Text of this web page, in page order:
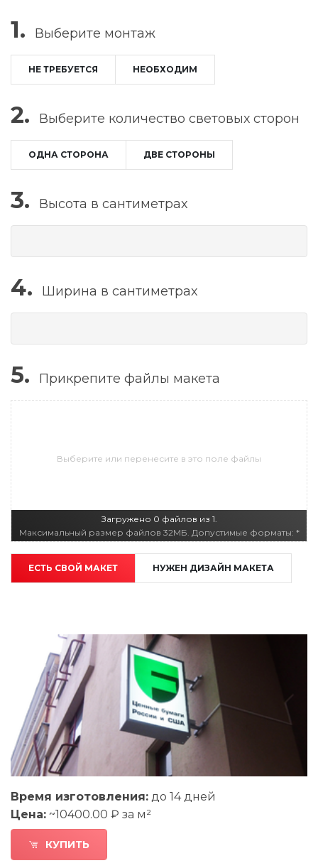
Время изготовления: до 14 дней
Цена: ~10400.00 ₽ за м²
КУПИТЬ
1. Выберите монтаж
НЕ ТРЕБУЕТСЯ НЕОБХОДИМ
2. Выберите количество световых сторон
ОДНА СТОРОНА ДВЕ СТОРОНЫ
3. Высота в сантиметрах
4. Ширина в сантиметрах
5. Прикрепите файлы макета
Выберите или перенесите в это поле файлы
Загружено 0 файлов из 1.
Максимальный размер файлов 32МБ. Допустимые форматы: *
ЕСТЬ СВОЙ МАКЕТ НУЖЕН ДИЗАЙН МАКЕТА